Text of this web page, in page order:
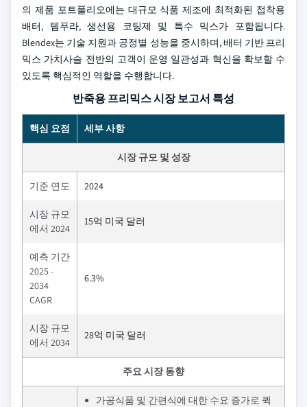
의 제품 포트폴리오에는 대규모 식품 제조에 최적화된 접착용
배터, 템푸라, 생선용 코팅제 및 특수 믹스가 포함됩니다.
Blendex는 기술 지원과 공정별 성능을 중시하며, 배터 기반 프리
믹스 가치사슬 전반의 고객이 운영 일관성과 혁신을 확보할 수
있도록 핵심적인 역할을 수행합니다.
반죽용 프리믹스 시장 보고서 특성
핵심 요점 세부 사항
시장 규모 및 성장
기준 연도 2024
시장 규모
에서 2024
15억 미국 달러
예측 기간
2025 -
2034
CAGR
6.3%
시장 규모
에서 2034
28억 미국 달러
주요 시장 동향
가공식품 및 간편식에 대한 수요 증가로 퀵